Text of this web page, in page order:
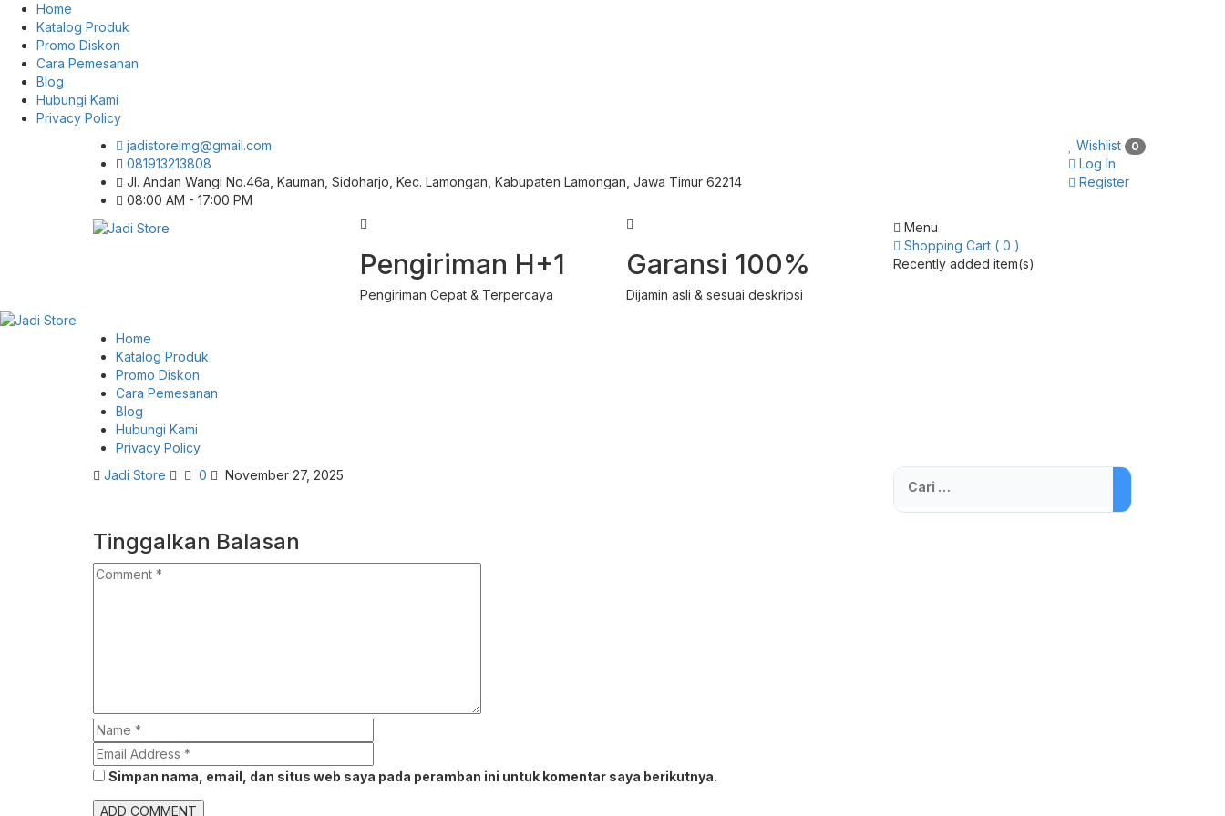
Home
Katalog Produk
Promo Diskon
Cara Pemesanan
Blog
Hubungi Kami
Privacy Policy
jadistorelmg@gmail.com
081913213808
Jl. Andan Wangi No.46a, Kauman, Sidoharjo, Kec. Lamongan, Kabupaten Lamongan, Jawa Timur 62214
08:00 AM - 17:00 PM
Wishlist 0
Log In
Register
Pengiriman H+1
Pengiriman Cepat & Terpercaya
Garansi 100%
Dijamin asli & sesuai deskripsi
Menu
Shopping Cart ( 0 )
Recently added item(s)
Home
Katalog Produk
Promo Diskon
Cara Pemesanan
Blog
Hubungi Kami
Privacy Policy
Jadi Store
0 November 27, 2025
Tinggalkan Balasan
Simpan nama, email, dan situs web saya pada peramban ini untuk komentar saya berikutnya.
Cari
untuk: